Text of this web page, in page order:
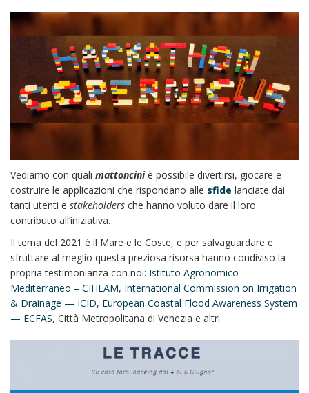
Vediamo con quali mattonciniè possibile divertirsi, giocare e
costruire le applicazioni che rispondano alle sfide lanciate dai
tanti utenti e stakeholders che hanno voluto dare il loro
contributo all’iniziativa.
Il tema del 2021 è il Mare e le Coste, e per salvaguardare e
sfruttare al meglio questa preziosa risorsa hanno condiviso la
propria testimonianza con noi: Istituto Agronomico
Mediterraneo – CIHEAM, International Commission on Irrigation
& Drainage — ICID, European Coastal Flood Awareness System
— ECFAS, Città Metropolitana di Venezia e altri.